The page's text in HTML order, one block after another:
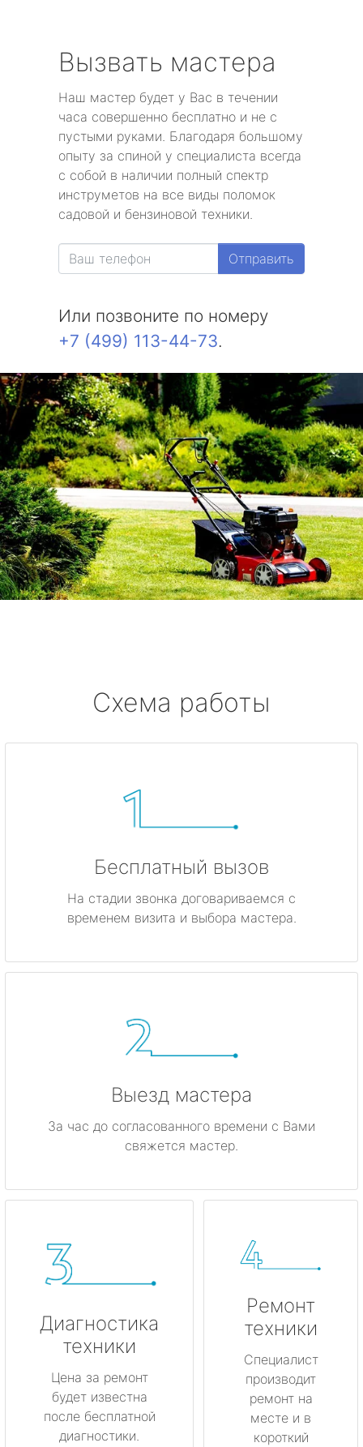
Вызвать мастера
Наш мастер будет у Вас в течении
часа совершенно бесплатно и не с
пустыми руками. Благодаря большому
опыту за спиной у специалиста всегда
с собой в наличии полный спектр
инструметов на все виды поломок
садовой и бензиновой техники.
Отправить
Или позвоните по номеру
+7 (499) 113-44-73.
Схема работы
Бесплатный вызов
На стадии звонка договариваемся с
временем визита и выбора мастера.
Выезд мастера
За час до согласованного времени с Вами
свяжется мастер.
Диагностика
техники
Цена за ремонт
будет известна
после бесплатной
диагностики.
Ремонт
техники
Специалист
производит
ремонт на
месте и в
короткий